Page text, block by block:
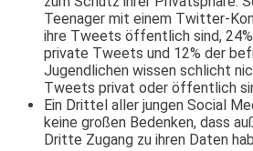
Teenager mit einem Twitter­-
ihre Tweets öffentlich sind,
private Tweets und 12% der
Jugendlichen wissen schlicht
Tweets privat oder öffentlich
Ein Drittel aller jungen Social
keine großen Bedenken, dass
Dritte Zugang zu ihren Daten